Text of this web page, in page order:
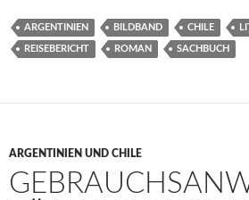
ARGENTINIEN BILDBAND CHILE
REISEBERICHT ROMAN SACHBUCH
ARGENTINIEN UND CHILE